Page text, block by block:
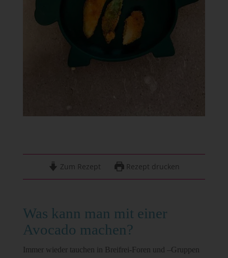
Zum Rezept Rezept drucken
Was kann man mit einer
Avocado machen?
Immer wieder tauchen in Breifrei-Foren und –Gruppen